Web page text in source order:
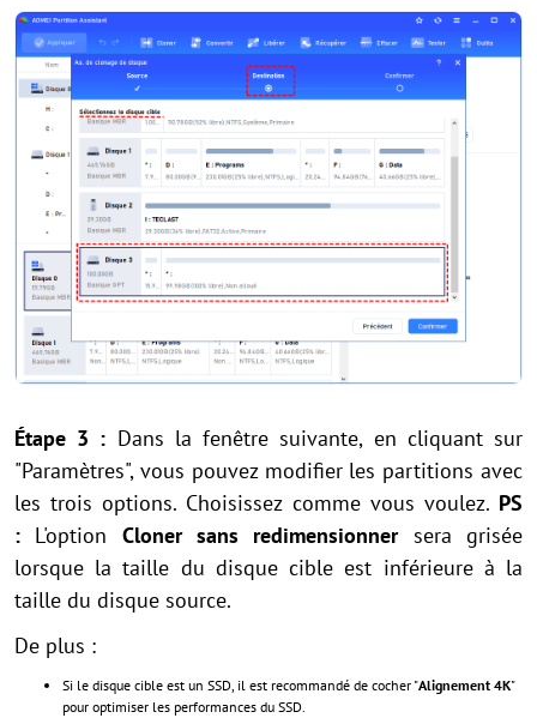
Étape 3 : Dans la fenêtre suivante, en cliquant sur
"Paramètres", vous pouvez modifier les partitions avec
les trois options. Choisissez comme vous voulez. PS
: L'option Cloner sans redimensionnersera grisée
lorsque la taille du disque cible est inférieure à la
taille du disque source.
De plus :
Si le disque cible est un SSD, il est recommandé de cocher "Alignement 4K"
pour optimiser les performances du SSD.